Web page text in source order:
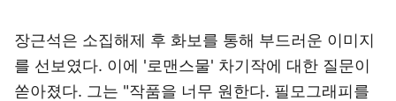
장근석은 소집해제 후 화보를 통해 부드러운 이미지
를 선보였다. 이에 '로맨스물' 차기작에 대한 질문이
쏟아졌다. 그는 "작품을 너무 원한다. 필모그래피를